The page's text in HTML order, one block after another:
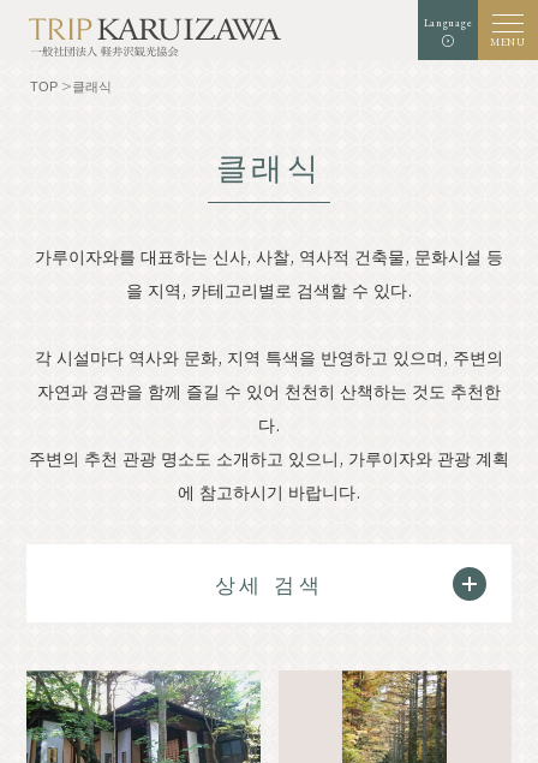
Language
MENU
청색 글자 크기
검색
가루이자와를 알다
자연
체험・예술
Shop
모델 코스
사진 갤러리
기타 협회 회원
관광 안내소
관광협회 소개
バナー広告案内
문의하기
TOP 클래식
클래식
가루이자와를 대표하는 신사, 사찰, 역사적 건축물, 문화시설 등
을 지역, 카테고리별로 검색할 수 있다.
각 시설마다 역사와 문화, 지역 특색을 반영하고 있으며, 주변의
자연과 경관을 함께 즐길 수 있어 천천히 산책하는 것도 추천한
다.
주변의 추천 관광 명소도 소개하고 있으니, 가루이자와 관광 계획
에 참고하시기 바랍니다.
상세 검색